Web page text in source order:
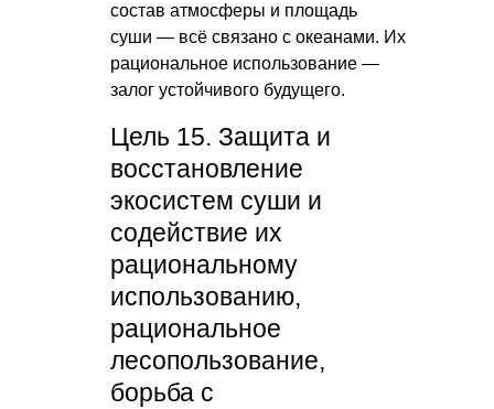
состав атмосферы и площадь
суши — всё связано с океанами. Их
рациональное использование —
залог устойчивого будущего.
Цель 15. Защита и
восстановление
экосистем суши и
содействие их
рациональному
использованию,
рациональное
лесопользование,
борьба с